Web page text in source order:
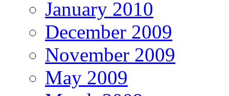
January 2010
December 2009
November 2009
May 2009